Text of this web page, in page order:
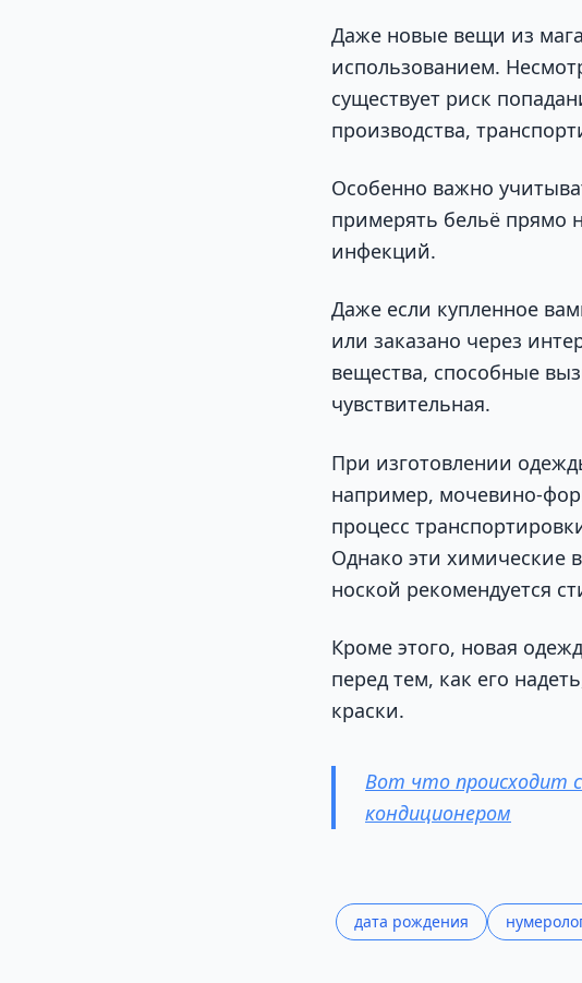
Даже новые вещи из
использованием.
существует риск
производства,
Особенно важно
примерять бельё прямо
инфекций.
Даже если купленное
или заказано через
вещества, способные
чувствительная.
При изготовлении
например, мочевино-
процесс
Однако эти химические
ноской рекомендуется
Кроме этого, новая
перед тем, как его
краски.
Вот что происходит
кондиционером
дата рождения